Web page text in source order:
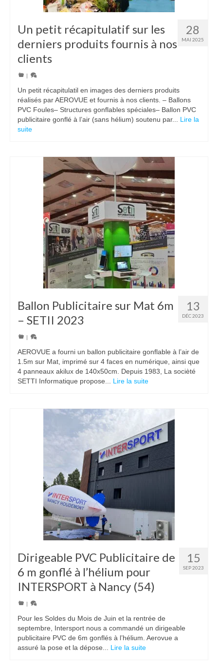
28
MAI 2025
Un petit récapitulatif sur les
derniers produits fournis à nos
clients
|
Un petit récapitulatil en images des derniers produits
réalisés par AEROVUE et fournis à nos clients. – Ballons
PVC Foules– Structures gonflables spéciales– Ballon PVC
publicitaire gonflé à l’air (sans hélium) soutenu par... Lire la
suite
13
DÉC 2023
Ballon Publicitaire sur Mat 6m
– SETII 2023
|
AEROVUE a fourni un ballon publicitaire gonflable à l’air de
1.5m sur Mat, imprimé sur 4 faces en numérique, ainsi que
4 panneaux akilux de 140x50cm. Depuis 1983, La socièté
SETTI Informatique propose... Lire la suite
15
SEP 2023
Dirigeable PVC Publicitaire de
6 m gonflé à l’hélium pour
INTERSPORT à Nancy (54)
|
Pour les Soldes du Mois de Juin et la rentrée de
septembre, Intersport nous a commandé un dirigeable
publicitaire PVC de 6m gonflés à l’hélium. Aerovue a
assuré la pose et la dépose... Lire la suite